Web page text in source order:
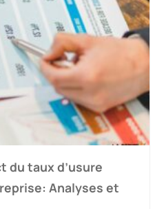
du taux d’usure
Analyses et